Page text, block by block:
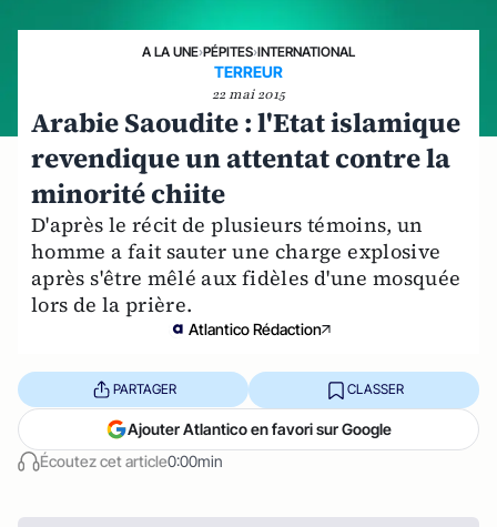
A LA UNE›PÉPITES›INTERNATIONAL
TERREUR
22 mai 2015
Arabie Saoudite : l'Etat islamique
revendique un attentat contre la
minorité chiite
D'après le récit de plusieurs témoins, un
homme a fait sauter une charge explosive
après s'être mêlé aux fidèles d'une mosquée
lors de la prière.
Atlantico Rédaction
Écoutez cet article0:00min
PARTAGER CLASSER
Ajouter Atlantico en favori sur Google